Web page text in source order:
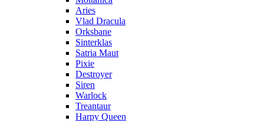
Aries
Vlad Dracula
Orksbane
Sinterklas
Satria Maut
Pixie
Destroyer
Siren
Warlock
Treantaur
Harpy Queen